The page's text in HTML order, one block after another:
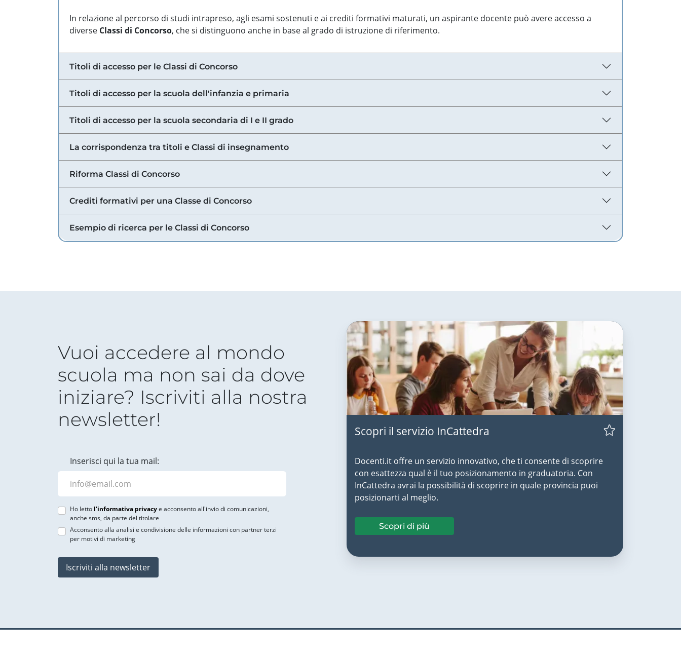
In relazione al percorso di studi intrapreso, agli esami sostenuti e ai crediti formativi maturati, un aspirante docente può avere accesso a
diverse Classi di Concorso, che si distinguono anche in base al grado di istruzione di riferimento.
Titoli di accesso per le Classi di Concorso
Titoli di accesso per la scuola dell'infanzia e primaria
Titoli di accesso per la scuola secondaria di I e II grado
La corrispondenza tra titoli e Classi di insegnamento
Riforma Classi di Concorso
Crediti formativi per una Classe di Concorso
Esempio di ricerca per le Classi di Concorso
Vuoi accedere al mondo
scuola ma non sai da dove
iniziare? Iscriviti alla nostra
newsletter!
Inserisci qui la tua mail:
Ho letto l'informativa privacye acconsento all'invio di comunicazioni,
anche sms, da parte del titolare
Acconsento alla analisi e condivisione delle informazioni con partner terzi
per motivi di marketing
Iscriviti alla newsletter
Scopri il servizio InCattedra
Docenti.it offre un servizio innovativo, che ti consente di scoprire
con esattezza qual è il tuo posizionamento in graduatoria. Con
InCattedra avrai la possibilità di scoprire in quale provincia puoi
posizionarti al meglio.
Scopri di più